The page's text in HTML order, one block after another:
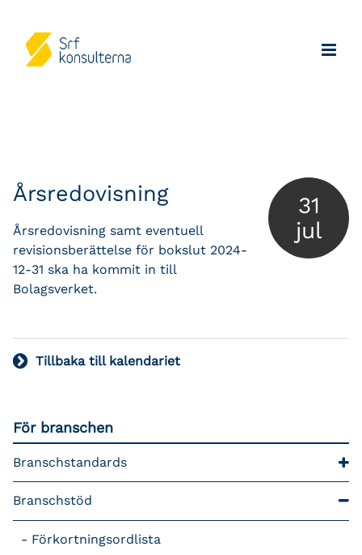
31
jul
Årsredovisning
Årsredovisning samt eventuell
revisionsberättelse för bokslut 2024-
12-31 ska ha kommit in till
Bolagsverket.
Tillbaka till kalendariet
För branschen
Branschstandards
Branschstöd
Förkortningsordlista